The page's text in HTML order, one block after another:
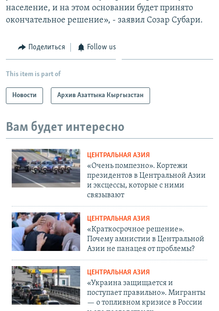
население, и на этом основании будет принято
окончательное решение», - заявил Созар Субари.
Поделиться Follow us
This item is part of
Новости Архив Азаттыка Кыргызстан
Вам будет интересно
ЦЕНТРАЛЬНАЯ АЗИЯ
«Очень помпезно». Кортежи
президентов в Центральной Азии
и эксцессы, которые с ними
связывают
ЦЕНТРАЛЬНАЯ АЗИЯ
«Краткосрочное решение».
Почему амнистии в Центральной
Азии не панацея от проблемы?
ЦЕНТРАЛЬНАЯ АЗИЯ
«Украина защищается и
поступает правильно». Мигранты
— о топливном кризисе в России